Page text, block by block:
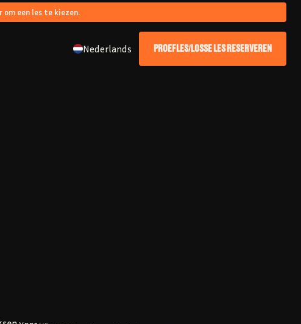
een les te kiezen.
Nederlands PROEFLES/LOSSE LES RESERVEREN